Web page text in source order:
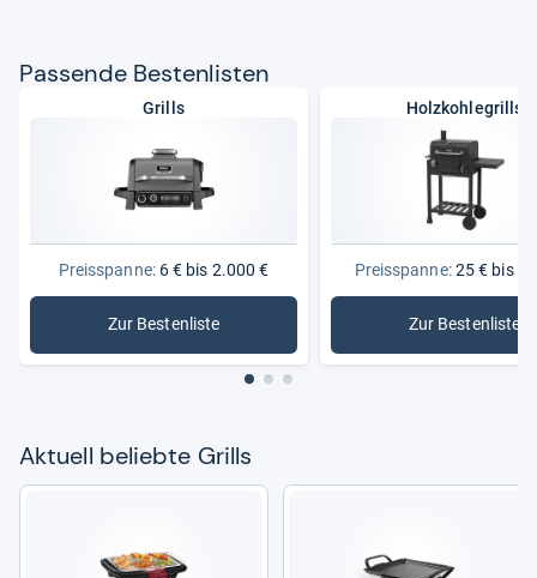
Pas­sende Bes­ten­lis­ten
Grills
Preisspanne:6 € bis 2.000 €
Zur Bestenliste
: Grills
Holzkohlegrills
Preisspanne:25 € bis
Zur Bestenliste
:
Aktu­ell beliebte Grills